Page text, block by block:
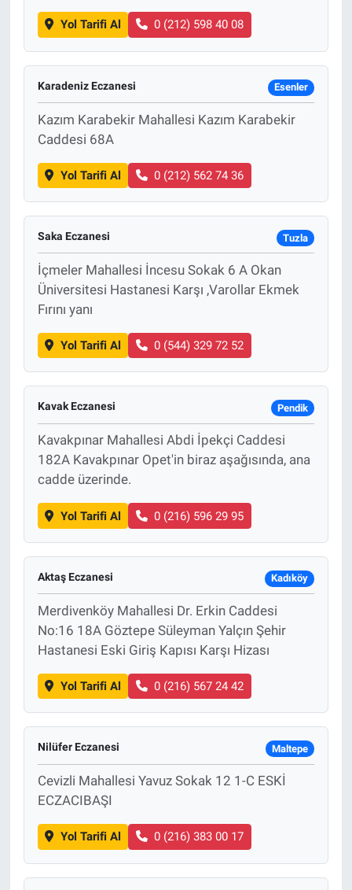
Yol Tarifi Al 0 (212) 598 40 08
Karadeniz Eczanesi Esenler
Kazım Karabekir Mahallesi Kazım Karabekir
Caddesi 68A
Yol Tarifi Al 0 (212) 562 74 36
Saka Eczanesi Tuzla
İçmeler Mahallesi İncesu Sokak 6 A Okan
Üniversitesi Hastanesi Karşı ,Varollar Ekmek
Fırını yanı
Yol Tarifi Al 0 (544) 329 72 52
Kavak Eczanesi Pendik
Kavakpınar Mahallesi Abdi İpekçi Caddesi
182A Kavakpınar Opet'in biraz aşağısında, ana
cadde üzerinde.
Yol Tarifi Al 0 (216) 596 29 95
Aktaş Eczanesi Kadıköy
Merdivenköy Mahallesi Dr. Erkin Caddesi
No:16 18A Göztepe Süleyman Yalçın Şehir
Hastanesi Eski Giriş Kapısı Karşı Hizası
Yol Tarifi Al 0 (216) 567 24 42
Nilüfer Eczanesi Maltepe
Cevizli Mahallesi Yavuz Sokak 12 1-C ESKİ
ECZACIBAŞI
Yol Tarifi Al 0 (216) 383 00 17